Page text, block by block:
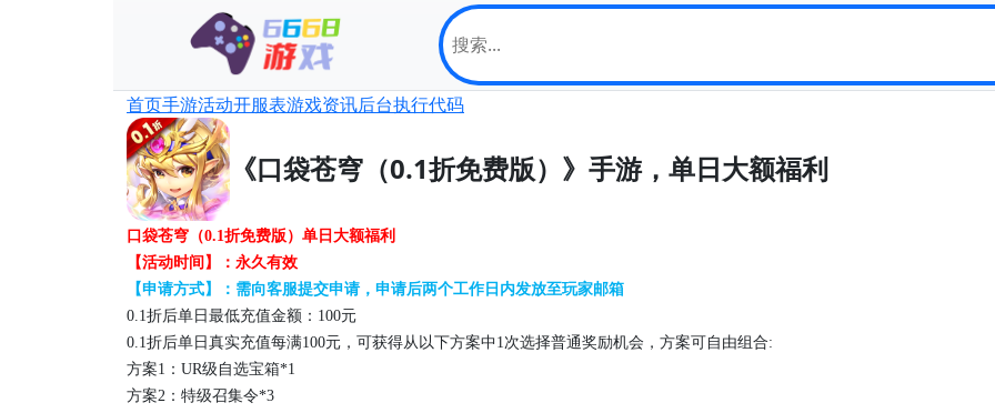
首页手游活动开服表游戏资讯后台执行代码
《口袋苍穹（0.1折免费版）》手游，单日大额福利
口袋苍穹（0.1折免费版） 单日大额福利
【活动时间】：永久有效
【申请方式】：需向客服提交申请，申请后两个工作日内发放至玩家邮箱
0.1折后单日最低充值金额： 100元
0.1折后单日真实充值每满100元， 可获得从以下方案中1 次选择普通奖励机会 ，方案可自由组合:
方案1： UR级自选宝箱*1
方案2 ： 特级召集令*3